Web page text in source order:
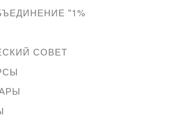
"1%
СОВЕТ